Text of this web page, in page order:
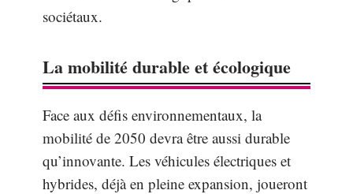
sociétaux.
La mobilité durable et écologique
Face aux défis environnementaux, la
mobilité de 2050 devra être aussi durable
qu’innovante. Les véhicules électriques et
hybrides, déjà en pleine expansion, joueront